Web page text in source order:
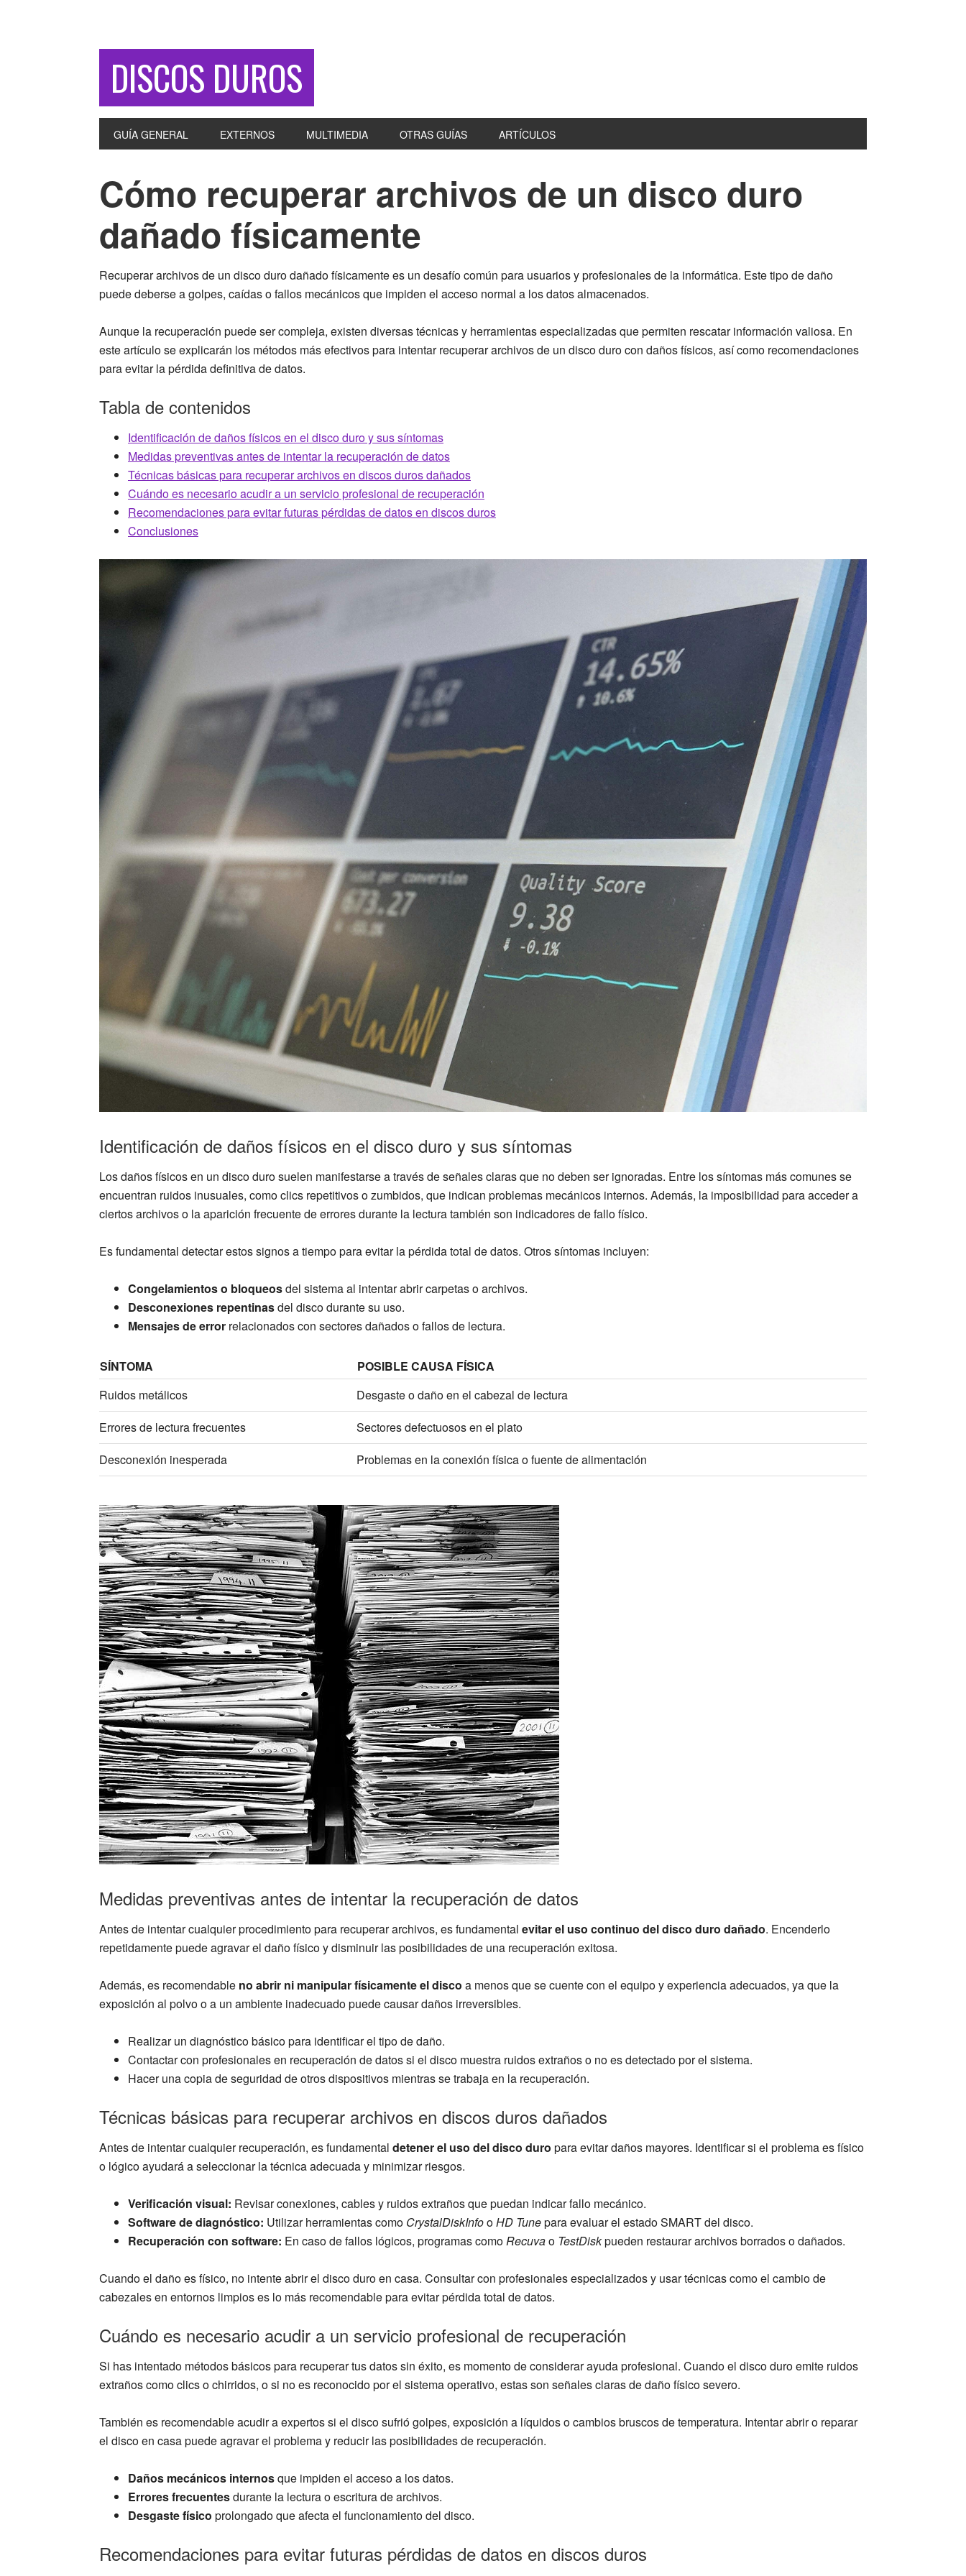
DISCOS DUROS
GUÍA GENERAL EXTERNOS MULTIMEDIA OTRAS GUÍAS ARTÍCULOS
Cómo recuperar archivos de un disco duro
dañado físicamente
Recuperar archivos de un disco duro dañado físicamente es un desafío común para usuarios y profesionales de la informática. Este tipo de daño
puede deberse a golpes, caídas o fallos mecánicos que impiden el acceso normal a los datos almacenados.
Aunque la recuperación puede ser compleja, existen diversas técnicas y herramientas especializadas que permiten rescatar información valiosa. En
este artículo se explicarán los métodos más efectivos para intentar recuperar archivos de un disco duro con daños físicos, así como recomendaciones
para evitar la pérdida definitiva de datos.
Tabla de contenidos
Identificación de daños físicos en el disco duro y sus síntomas
Medidas preventivas antes de intentar la recuperación de datos
Técnicas básicas para recuperar archivos en discos duros dañados
Cuándo es necesario acudir a un servicio profesional de recuperación
Recomendaciones para evitar futuras pérdidas de datos en discos duros
Conclusiones
Identificación de daños físicos en el disco duro y sus síntomas
Los daños físicos en un disco duro suelen manifestarse a través de señales claras que no deben ser ignoradas. Entre los síntomas más comunes se
encuentran ruidos inusuales, como clics repetitivos o zumbidos, que indican problemas mecánicos internos. Además, la imposibilidad para acceder a
ciertos archivos o la aparición frecuente de errores durante la lectura también son indicadores de fallo físico.
Es fundamental detectar estos signos a tiempo para evitar la pérdida total de datos. Otros síntomas incluyen:
Congelamientos o bloqueosdel sistema al intentar abrir carpetas o archivos.
Desconexiones repentinasdel disco durante su uso.
Mensajes de error relacionados con sectores dañados o fallos de lectura.
SÍNTOMA
POSIBLE CAUSA FÍSICA
Ruidos metálicos
Desgaste o daño en el cabezal de lectura
Errores de lectura frecuentes
Sectores defectuosos en el plato
Desconexión inesperada
Problemas en la conexión física o fuente de alimentación
Medidas preventivas antes de intentar la recuperación de datos
Antes de intentar cualquier procedimiento para recuperar archivos, es fundamental evitar el uso continuo del disco duro dañado. Encenderlo
repetidamente puede agravar el daño físico y disminuir las posibilidades de una recuperación exitosa.
Además, es recomendable no abrir ni manipular físicamente el disco a menos que se cuente con el equipo y experiencia adecuados, ya que la
exposición al polvo o a un ambiente inadecuado puede causar daños irreversibles.
Realizar un diagnóstico básico para identificar el tipo de daño.
Contactar con profesionales en recuperación de datos si el disco muestra ruidos extraños o no es detectado por el sistema.
Hacer una copia de seguridad de otros dispositivos mientras se trabaja en la recuperación.
Técnicas básicas para recuperar archivos en discos duros dañados
Antes de intentar cualquier recuperación, es fundamental detener el uso del disco duro para evitar daños mayores. Identificar si el problema es físico
o lógico ayudará a seleccionar la técnica adecuada y minimizar riesgos.
Verificación visual: Revisar conexiones, cables y ruidos extraños que puedan indicar fallo mecánico.
Software de diagnóstico: Utilizar herramientas como CrystalDiskInfooHD Tunepara evaluar el estado SMART del disco.
Recuperación con software: En caso de fallos lógicos, programas comoRecuvao TestDiskpueden restaurar archivos borrados o dañados.
Cuando el daño es físico, no intente abrir el disco duro en casa. Consultar con profesionales especializados y usar técnicas como el cambio de
cabezales en entornos limpios es lo más recomendable para evitar pérdida total de datos.
Cuándo es necesario acudir a un servicio profesional de recuperación
Si has intentado métodos básicos para recuperar tus datos sin éxito, es momento de considerar ayuda profesional. Cuando el disco duro emite ruidos
extraños como clics o chirridos, o si no es reconocido por el sistema operativo, estas son señales claras de daño físico severo.
También es recomendable acudir a expertos si el disco sufrió golpes, exposición a líquidos o cambios bruscos de temperatura. Intentar abrir o reparar
el disco en casa puede agravar el problema y reducir las posibilidades de recuperación.
Daños mecánicos internosque impiden el acceso a los datos.
Errores frecuentesdurante la lectura o escritura de archivos.
Desgaste físico prolongado que afecta el funcionamiento del disco.
Recomendaciones para evitar futuras pérdidas de datos en discos duros